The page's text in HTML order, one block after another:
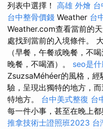
列表中選擇！ 高雄 外燴
台中整骨價錢 Weather 台
Weather.com查看當前的天
處找到當前的入境條件。
（早餐，午餐或晚餐，不
晚餐，不喝酒）。 seo是什
ZsuzsaMéhéer的風格，
驗，呈現出獨特的地方，
特地方。 台中美式整復 台
每一件小事，甚至在晚上
推拿技術士證照班2023 台